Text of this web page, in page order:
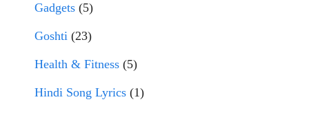
Gadgets (5)
Goshti (23)
Health & Fitness (5)
Hindi Song Lyrics (1)